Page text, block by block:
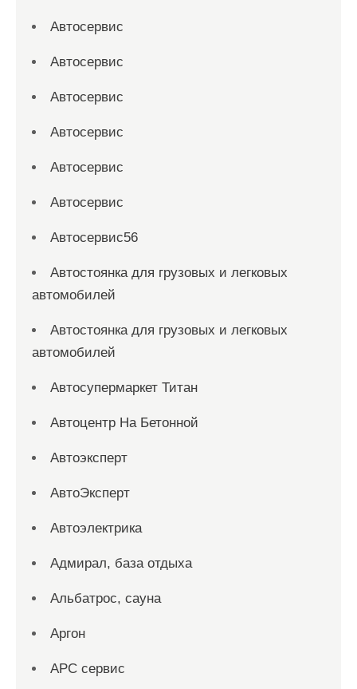
Автосервис
Автосервис
Автосервис
Автосервис
Автосервис
Автосервис
Автосервис56
Автостоянка для грузовых и легковых
автомобилей
Автостоянка для грузовых и легковых
автомобилей
Автосупермаркет Титан
Автоцентр На Бетонной
Автоэксперт
АвтоЭксперт
Автоэлектрика
Адмирал, база отдыха
Альбатрос, сауна
Аргон
АРС сервис